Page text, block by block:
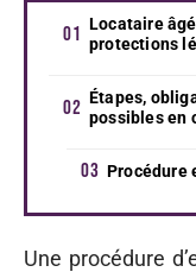
Locataire
protections
Étapes,
possibles en
Procédure
Une procédure